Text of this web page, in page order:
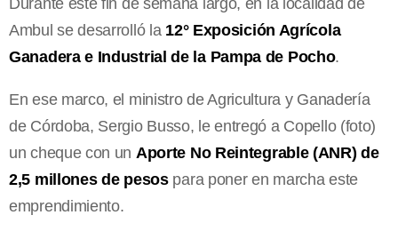
Ambul se desarrolló la 12° Exposición Agrícola
Ganadera e Industrial de la Pampa de Pocho.
En ese marco, el ministro de Agricultura y Ganadería
de Córdoba, Sergio Busso, le entregó a Copello (foto)
un cheque con un Aporte No Reintegrable (ANR) de
2,5 millones de pesospara poner en marcha este
emprendimiento.